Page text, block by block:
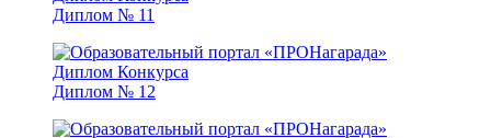
Диплом № 11
Диплом № 12